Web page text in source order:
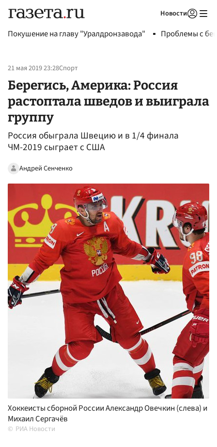
Новости
Покушение на главу "Уралдронзавода" Проблемы с
21 мая 2019 23:28Спорт
Берегись, Америка: Россия
растоптала шведов и выиграла
группу
Россия обыграла Швецию и в 1/4 финала
ЧМ-2019 сыграет с США
Андрей Сенченко
Хоккеисты сборной России Александр Овечкин (слева) и
Михаил Сергачёв
РИА Новости